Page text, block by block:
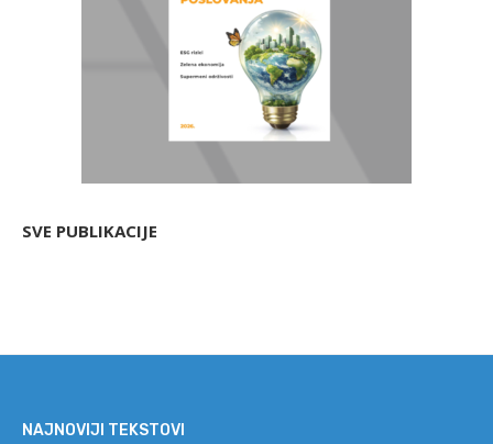
SVE PUBLIKACIJE
NAJNOVIJI TEKSTOVI